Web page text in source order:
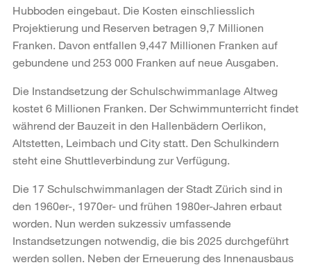
Hubboden eingebaut. Die Kosten einschliesslich
Projektierung und Reserven betragen 9,7 Millionen
Franken. Davon entfallen 9,447 Millionen Franken auf
gebundene und 253 000 Franken auf neue Ausgaben.
Die Instandsetzung der Schulschwimmanlage Altweg
kostet 6 Millionen Franken. Der Schwimmunterricht findet
während der Bauzeit in den Hallenbädern Oerlikon,
Altstetten, Leimbach und City statt. Den Schulkindern
steht eine Shuttleverbindung zur Verfügung.
Die 17 Schulschwimmanlagen der Stadt Zürich sind in
den 1960er-, 1970er- und frühen 1980er-Jahren erbaut
worden. Nun werden sukzessiv umfassende
Instandsetzungen notwendig, die bis 2025 durchgeführt
werden sollen. Neben der Erneuerung des Innenausbaus